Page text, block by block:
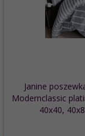
Janine
Modernclassic
40x40,